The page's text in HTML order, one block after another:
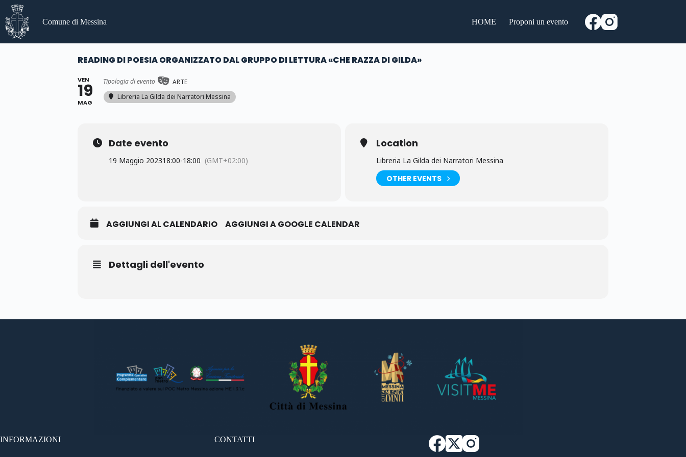
Salta
contenuto
Comune di Messina HOME Proponi un evento
READING DI POESIA ORGANIZZATO DAL GRUPPO DI LETTURA «CHE RAZZA DI GILDA»
VEN
19
MAG
Tipologia di evento
ARTE
Libreria La Gilda dei Narratori Messina
Date evento
19 Maggio 202318:00-18:00 (GMT+02:00)
Location
Libreria La Gilda dei Narratori Messina
OTHER EVENTS
AGGIUNGI AL CALENDARIO AGGIUNGI A GOOGLE CALENDAR
Dettagli dell'evento
INFORMAZIONI CONTATTI